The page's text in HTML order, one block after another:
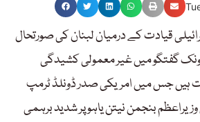
قیادت کے درمیان لبنان کی صورتحال
گفتگو میں غیر معمولی کشیدگی
ہیں جس میں امریکی صدر ڈونلڈ ٹرمپ
بنجمن نیتن یاہو پر شدید برہمی